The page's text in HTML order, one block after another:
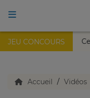
JEU CONCOURS
de Nice !
TV en direct
Accueil Vidéos